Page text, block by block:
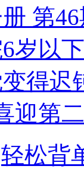
第
岁以
得迟
迎第
轻松背